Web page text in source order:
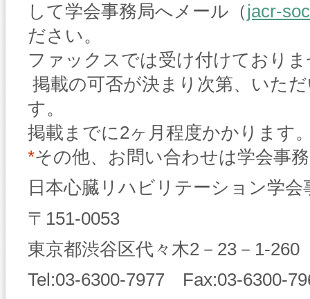
して学会事務局へメール（jacr-
ださい。
ファックスでは受け付けており
掲載の可否が決まり次第、いた
す。
掲載までに2ヶ月程度かかります
*その他、お問い合わせは学会事
日本心臓リハビリテーション学会
〒151-0053
東京都渋谷区代々木2－23－1-260
Tel:03-6300-7977 Fax:03-6300-